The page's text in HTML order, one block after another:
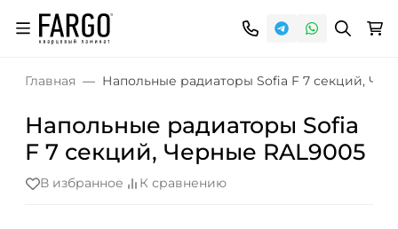
Главная Напольные радиаторы Sofia F 7 секций,
Напольные радиаторы Sofia
F 7 секций, Черные RAL9005
В избранное К сравнению